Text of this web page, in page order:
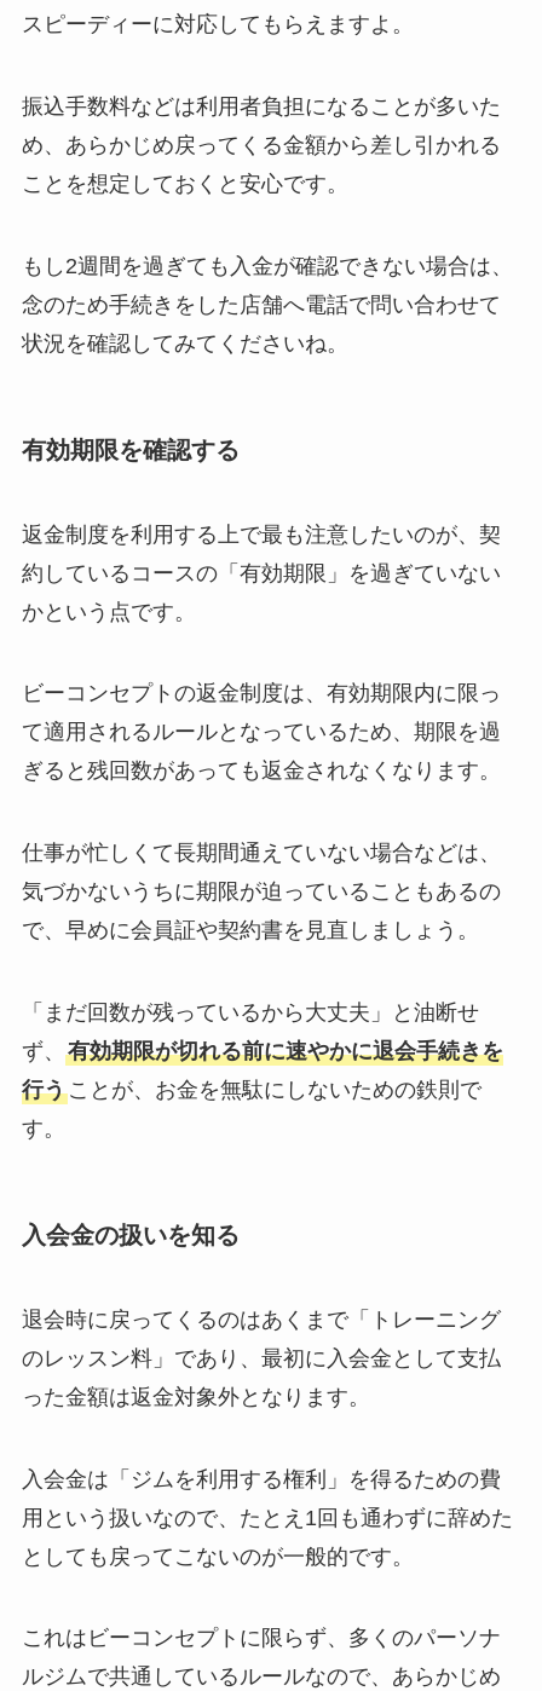
スピーディーに対応してもらえますよ。
振込手数料などは利用者負担になることが多いた
め、あらかじめ戻ってくる金額から差し引かれる
ことを想定しておくと安心です。
もし2週間を過ぎても入金が確認できない場合は、
念のため手続きをした店舗へ電話で問い合わせて
状況を確認してみてくださいね。
有効期限を確認する
返金制度を利用する上で最も注意したいのが、契
約しているコースの「有効期限」を過ぎていない
かという点です。
ビーコンセプトの返金制度は、有効期限内に限っ
て適用されるルールとなっているため、期限を過
ぎると残回数があっても返金されなくなります。
仕事が忙しくて長期間通えていない場合などは、
気づかないうちに期限が迫っていることもあるの
で、早めに会員証や契約書を見直しましょう。
「まだ回数が残っているから大丈夫」と油断せ
ず、 有効期限が切れる前に速やかに退会手続きを
行うことが、お金を無駄にしないための鉄則で
す。
入会金の扱いを知る
退会時に戻ってくるのはあくまで「トレーニング
のレッスン料」であり、最初に入会金として支払
った金額は返金対象外となります。
入会金は「ジムを利用する権利」を得るための費
用という扱いなので、たとえ1回も通わずに辞めた
としても戻ってこないのが一般的です。
これはビーコンセプトに限らず、多くのパーソナ
ルジムで共通しているルールなので、あらかじめ